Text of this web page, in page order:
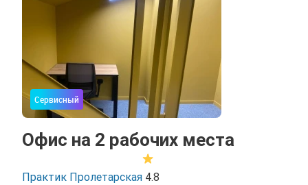
Сервисный
Офис на 2 рабочих места
Практик Пролетарская 4.8